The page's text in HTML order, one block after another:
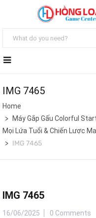
IMG 7465
Home
Máy Gắp Gấu Colorful
Mọi Lứa Tuổi & Chiến Lược
IMG 7465
IMG 7465
16/06/2025 0 Comments